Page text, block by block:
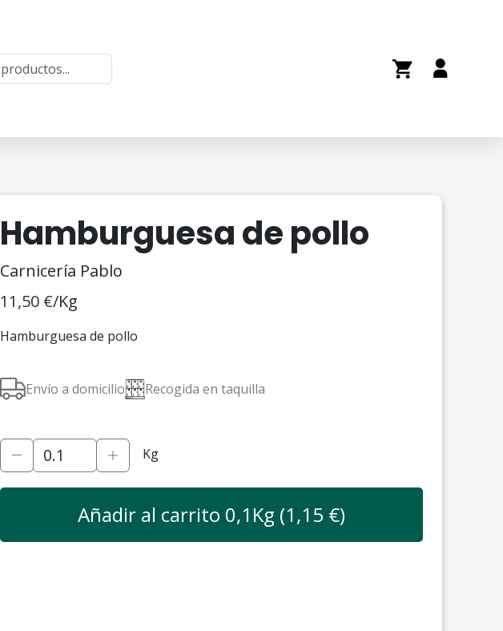
Hamburguesa de pollo
Carnicería Pablo
11,50 €/Kg
Hamburguesa de pollo
Envío a domicilio Recogida en taquilla
Kg
Añadir al carrito 0,1 Kg (1,15 €)